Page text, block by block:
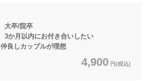
卒/院卒
月以内にお付き合いしたい
仲良しカップルが理想
4,900 円(税込)